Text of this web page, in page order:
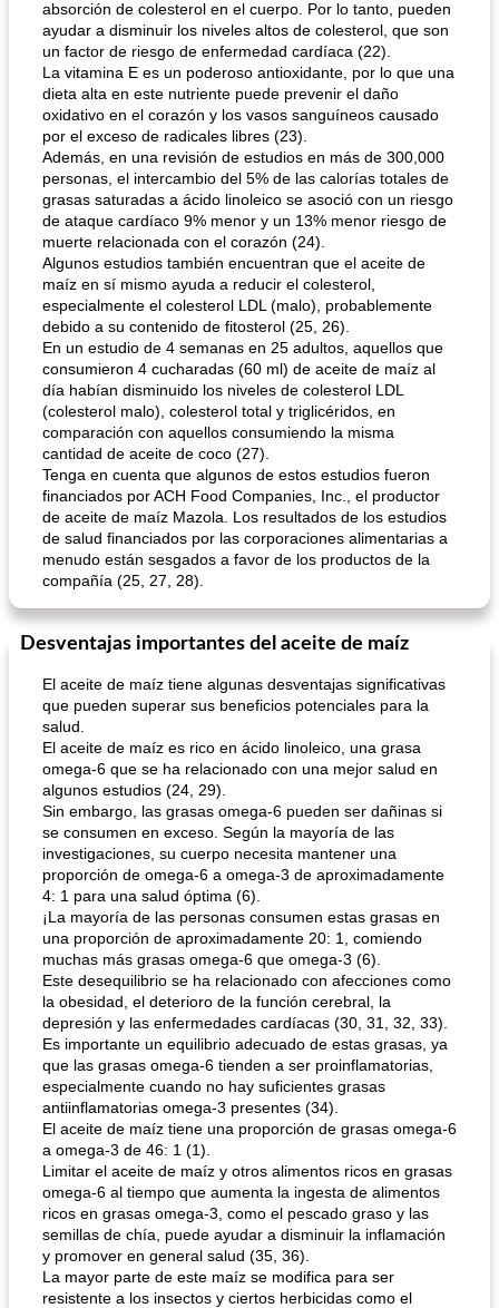
absorción de colesterol en el cuerpo. Por lo tanto, pueden
ayudar a disminuir los niveles altos de colesterol, que son
un factor de riesgo de enfermedad cardíaca (22).
La vitamina E es un poderoso antioxidante, por lo que una
dieta alta en este nutriente puede prevenir el daño
oxidativo en el corazón y los vasos sanguíneos causado
por el exceso de radicales libres (23).
Además, en una revisión de estudios en más de 300,000
personas, el intercambio del 5% de las calorías totales de
grasas saturadas a ácido linoleico se asoció con un riesgo
de ataque cardíaco 9% menor y un 13% menor riesgo de
muerte relacionada con el corazón (24).
Algunos estudios también encuentran que el aceite de
maíz en sí mismo ayuda a reducir el colesterol,
especialmente el colesterol LDL (malo), probablemente
debido a su contenido de fitosterol (25, 26).
En un estudio de 4 semanas en 25 adultos, aquellos que
consumieron 4 cucharadas (60 ml) de aceite de maíz al
día habían disminuido los niveles de colesterol LDL
(colesterol malo), colesterol total y triglicéridos, en
comparación con aquellos consumiendo la misma
cantidad de aceite de coco (27).
Tenga en cuenta que algunos de estos estudios fueron
financiados por ACH Food Companies, Inc., el productor
de aceite de maíz Mazola. Los resultados de los estudios
de salud financiados por las corporaciones alimentarias a
menudo están sesgados a favor de los productos de la
compañía (25, 27, 28).
Desventajas importantes del aceite de maíz
El aceite de maíz tiene algunas desventajas significativas
que pueden superar sus beneficios potenciales para la
salud.
El aceite de maíz es rico en ácido linoleico, una grasa
omega-6 que se ha relacionado con una mejor salud en
algunos estudios (24, 29).
Sin embargo, las grasas omega-6 pueden ser dañinas si
se consumen en exceso. Según la mayoría de las
investigaciones, su cuerpo necesita mantener una
proporción de omega-6 a omega-3 de aproximadamente
4: 1 para una salud óptima (6).
¡La mayoría de las personas consumen estas grasas en
una proporción de aproximadamente 20: 1, comiendo
muchas más grasas omega-6 que omega-3 (6).
Este desequilibrio se ha relacionado con afecciones como
la obesidad, el deterioro de la función cerebral, la
depresión y las enfermedades cardíacas (30, 31, 32, 33).
Es importante un equilibrio adecuado de estas grasas, ya
que las grasas omega-6 tienden a ser proinflamatorias,
especialmente cuando no hay suficientes grasas
antiinflamatorias omega-3 presentes (34).
El aceite de maíz tiene una proporción de grasas omega-6
a omega-3 de 46: 1 (1).
Limitar el aceite de maíz y otros alimentos ricos en grasas
omega-6 al tiempo que aumenta la ingesta de alimentos
ricos en grasas omega-3, como el pescado graso y las
semillas de chía, puede ayudar a disminuir la inflamación
y promover en general salud (35, 36).
La mayor parte de este maíz se modifica para ser
resistente a los insectos y ciertos herbicidas como el